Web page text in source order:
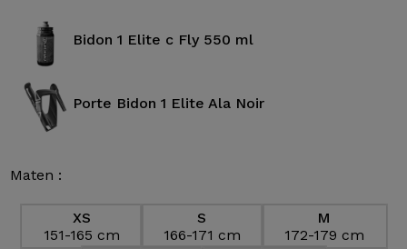
Bidon 1 Elite c Fly 550 ml
Porte Bidon 1 Elite Ala Noir
Maten :
XS
151-165 cm
S
166-171 cm
M
172-179 cm